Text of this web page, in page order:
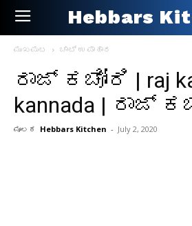
Hebbars
ಮುಖಪುಟ ಚಾಟ್ ಉಪಾಹಾರ
ರಾಜ್ ಕಚೋರಿ | raj
kannada | ರಾಜ್
ಮೂಲಕ Hebbars Kitchen - July 2, 2020